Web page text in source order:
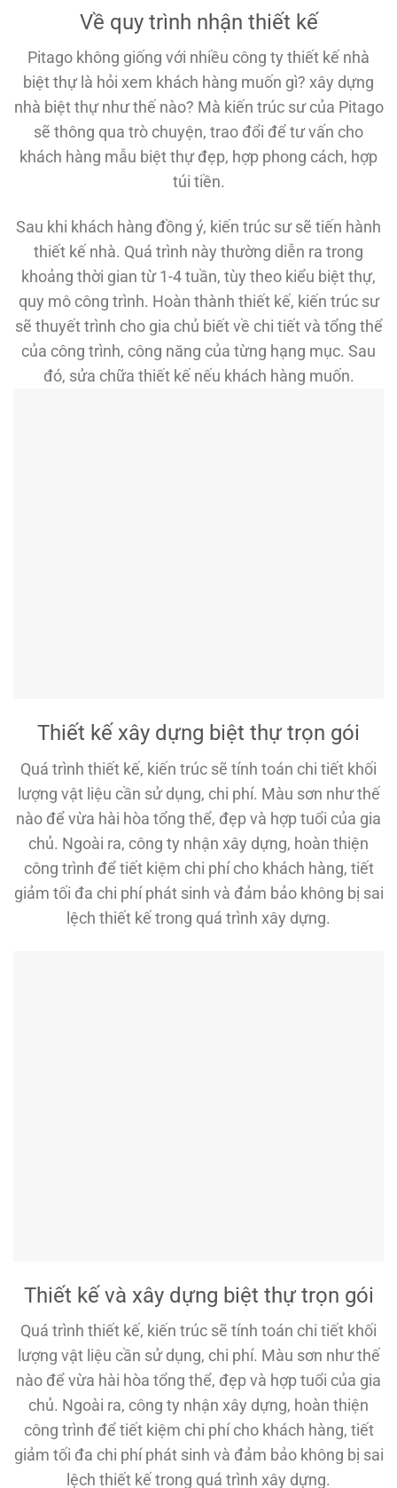
Về quy trình nhận thiết kế
Pitago không giống với nhiều công ty thiết kế nhà
biệt thự là hỏi xem khách hàng muốn gì? xây dựng
nhà biệt thự như thế nào? Mà kiến trúc sư của Pitago
sẽ thông qua trò chuyện, trao đổi để tư vấn cho
khách hàng mẫu biệt thự đẹp, hợp phong cách, hợp
túi tiền.
Sau khi khách hàng đồng ý, kiến trúc sư sẽ tiến hành
thiết kế nhà. Quá trình này thường diễn ra trong
khoảng thời gian từ 1-4 tuần, tùy theo kiểu biệt thự,
quy mô công trình. Hoàn thành thiết kế, kiến trúc sư
sẽ thuyết trình cho gia chủ biết về chi tiết và tổng thể
của công trình, công năng của từng hạng mục. Sau
đó, sửa chữa thiết kế nếu khách hàng muốn.
Thiết kế xây dựng biệt thự trọn gói
Quá trình thiết kế, kiến trúc sẽ tính toán chi tiết khối
lượng vật liệu cần sử dụng, chi phí. Màu sơn như thế
nào để vừa hài hòa tổng thể, đẹp và hợp tuổi của gia
chủ. Ngoài ra, công ty nhận xây dựng, hoàn thiện
công trình để tiết kiệm chi phí cho khách hàng, tiết
giảm tối đa chi phí phát sinh và đảm bảo không bị sai
lệch thiết kế trong quá trình xây dựng.
Thiết kế và xây dựng biệt thự trọn gói
Quá trình thiết kế, kiến trúc sẽ tính toán chi tiết khối
lượng vật liệu cần sử dụng, chi phí. Màu sơn như thế
nào để vừa hài hòa tổng thể, đẹp và hợp tuổi của gia
chủ. Ngoài ra, công ty nhận xây dựng, hoàn thiện
công trình để tiết kiệm chi phí cho khách hàng, tiết
giảm tối đa chi phí phát sinh và đảm bảo không bị sai
lệch thiết kế trong quá trình xây dựng.